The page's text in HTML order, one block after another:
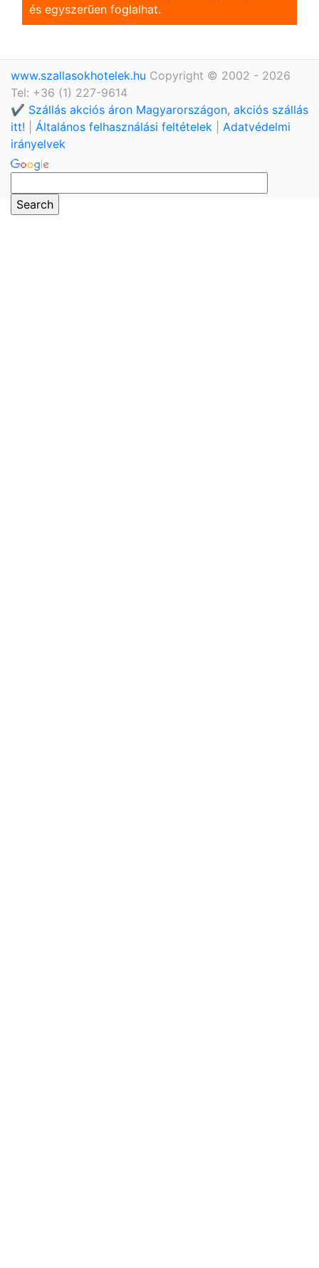
és egyszerũen foglalhat.
www.szallasokhotelek.hu Copyright © 2002 - 2026
Tel: +36 (1) 227-9614
✔️ Szállás akciós áron Magyarországon, akciós szállás
itt!
Általános felhasználási feltételek
Adatvédelmi
irányelvek